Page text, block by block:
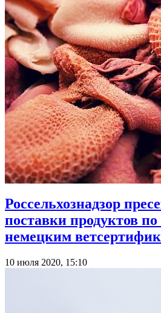
Россельхознадзор
поставки продуктов
немецким
10 июля 2020, 15:10